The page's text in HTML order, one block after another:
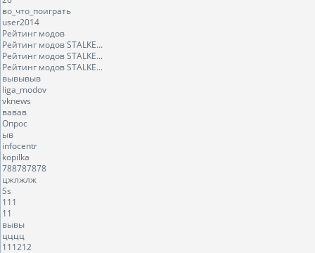
во_что_поиграть
user2014
Рейтинг модов
Рейтинг модов STALKE...
Рейтинг модов STALKE...
Рейтинг модов STALKE...
вывывыв
liga_modov
vknews
вавав
Опрос
ыв
infocentr
kopilka
788787878
цжлжлж
Ss
111
11
вывы
цццц
111212